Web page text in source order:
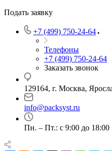
Подать заявку
+7 (499) 750-24-64
Телефоны
+7 (499) 750-24-64
Заказать звонок
129164, г. Москва,
info@packsyst.ru
Пн. – Пт.: с 9:00 до 18:00